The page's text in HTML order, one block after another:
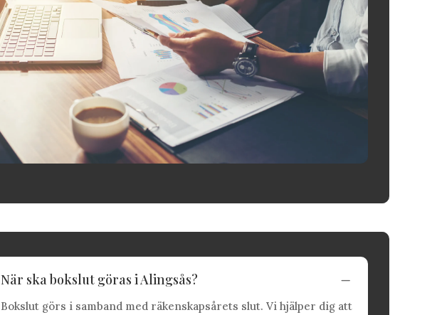
När ska bokslut göras i Alingsås? K
Bokslut görs i samband med räkenskapsårets slut. Vi hjälper dig att